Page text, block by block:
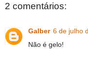
2 comentários:
Galber 6 de julho
Não é gelo!